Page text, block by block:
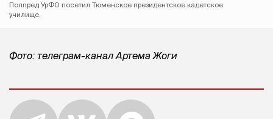
Полпред УрФО посетил Тюменское президентское кадетское
училище.
Фото: телеграм-канал Артема Жоги